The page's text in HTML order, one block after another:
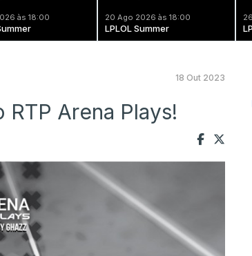
às 18:00 20 Ago 2026 às 18:00
LPLOL Summer
18 Out 2023
Arena Plays!